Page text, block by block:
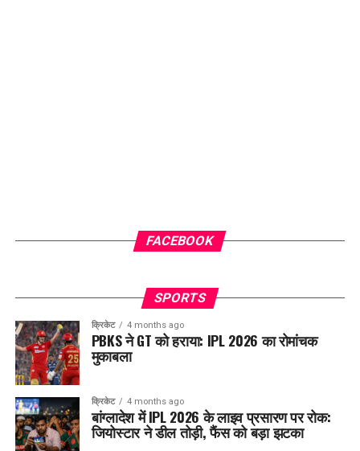
FACEBOOK
SPORTS
क्रिकेट 4 months ago
PBKS ने GT को हराया: IPL 2026 का रोमांचक
मुकाबला
क्रिकेट 4 months ago
बांग्लादेश में IPL 2026 के लाइव प्रसारण पर रोक:
जियोस्टार ने डील तोड़ी, फैंस को बड़ा झटका